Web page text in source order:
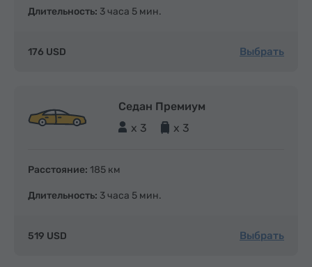
Длительность: 3 часа 5 мин.
176 USD Выбрать
Седан Премиум
x 3
x 3
Расстояние: 185 км
Длительность: 3 часа 5 мин.
519 USD Выбрать